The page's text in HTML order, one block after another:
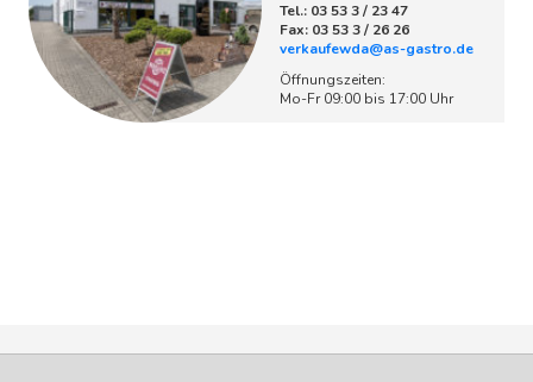
Tel.: 03 53 3 / 23 47
Fax: 03 53 3 / 26 26
verkaufewda@as-gastro.de
Öffnungszeiten:
Mo-Fr 09:00 bis 17:00 Uhr